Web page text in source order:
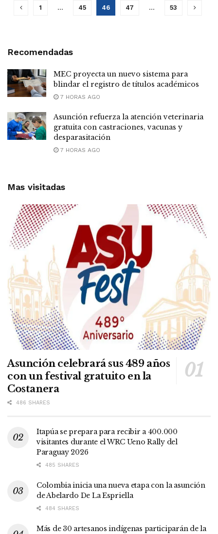
1 … 45 46 47 … 53
Recomendadas
MEC proyecta un nuevo sistema para
blindar el registro de títulos académicos
7 HORAS AGO
Asunción refuerza la atención veterinaria
gratuita con castraciones, vacunas y
desparasitación
7 HORAS AGO
Mas visitadas
Asunción celebrará sus 489 años
con un festival gratuito en la
Costanera
486 SHARES
Itapúa se prepara para recibir a 400.000
visitantes durante el WRC Ueno Rally del
Paraguay 2026
485 SHARES
Colombia inicia una nueva etapa con la asunción
de Abelardo De La Espriella
484 SHARES
Más de 30 artesanos indígenas participarán de la